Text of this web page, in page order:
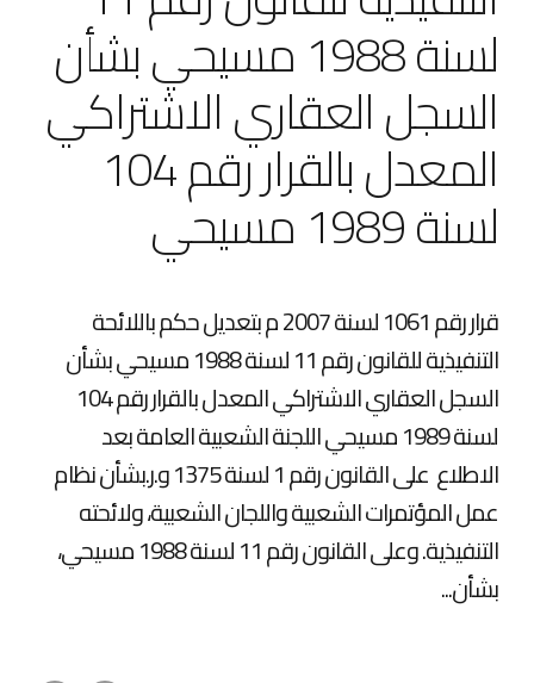
لسنة 1988 مسيحي بشأن
السجل العقاري الاشتراكي
المعدل بالقرار رقم 104
لسنة 1989 مسيحي
قرار رقم 1061 لسنة 2007 م بتعديل حكم باللائحة
التنفيذية للقانون رقم 11 لسنة 1988 مسيحي بشأن
السجل العقاري الاشتراكي المعدل بالقرار رقم 104
لسنة 1989 مسيحي اللجنة الشعبية العامة بعد
الاطلاع على القانون رقم 1 لسنة 1375 و.ر.بشأن نظام
عمل المؤتمرات الشعبية واللجان الشعبية، ولائحته
التنفيذية. وعلى القانون رقم 11 لسنة 1988 مسيحي،
بشأن...